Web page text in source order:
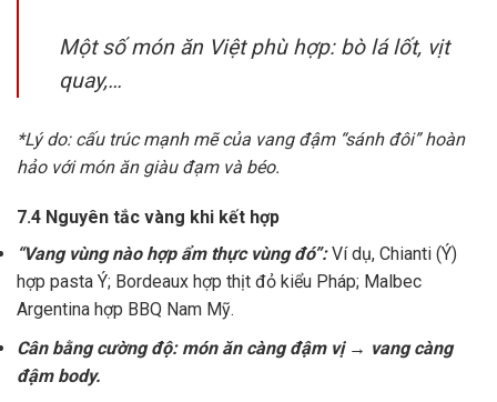
Một số món ăn Việt phù hợp: bò lá lốt, vịt
quay,…
*Lý do: cấu trúc mạnh mẽ của vang đậm “sánh đôi” hoàn
hảo với món ăn giàu đạm và béo.
7.4 Nguyên tắc vàng khi kết hợp
“Vang vùng nào hợp ẩm thực vùng đó”:Ví dụ, Chianti (Ý)
hợp pasta Ý; Bordeaux hợp thịt đỏ kiểu Pháp; Malbec
Argentina hợp BBQ Nam Mỹ.
Cân bằng cường độ: món ăn càng đậm vị → vang càng
đậm body.